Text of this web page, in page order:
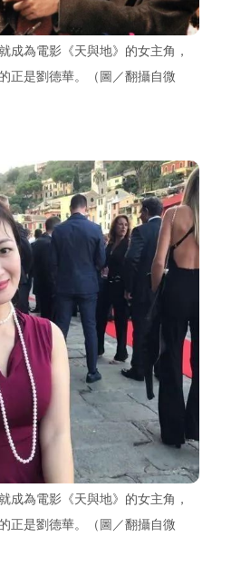
成為電影《天與地》的女主角，
正是劉德華。（圖／翻攝自微
成為電影《天與地》的女主角，
正是劉德華。（圖／翻攝自微